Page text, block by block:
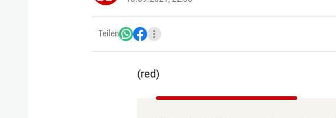
Teilen
(red)